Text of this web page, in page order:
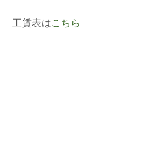
工賃表はこちら